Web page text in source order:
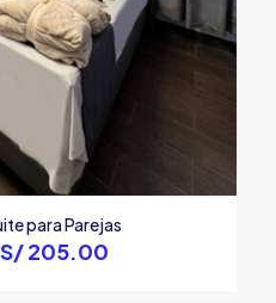
para Parejas
Original
S/205.00Current